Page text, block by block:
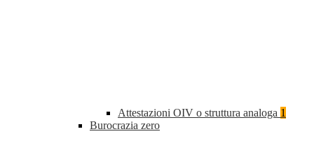
Attestazioni OIV o struttura analoga 1
Burocrazia zero